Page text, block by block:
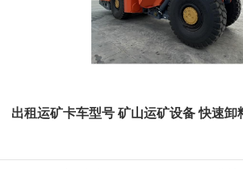
出租运矿卡车型号 矿山运矿设备 快速卸